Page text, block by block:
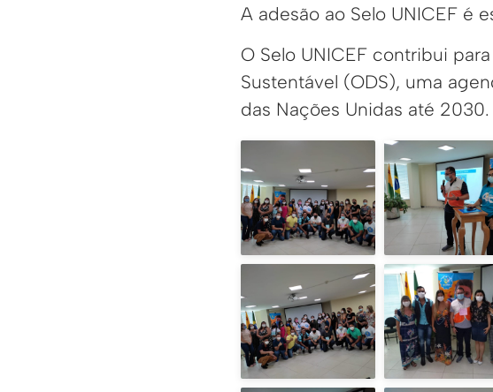
A adesão ao Selo UNICEF é
O Selo UNICEF contribui
Sustentável (ODS), uma
das Nações Unidas até 2030.